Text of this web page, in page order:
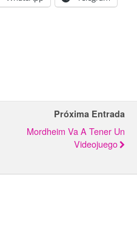
Próxima Entrada
Mordheim Va A Tener Un
Videojuego